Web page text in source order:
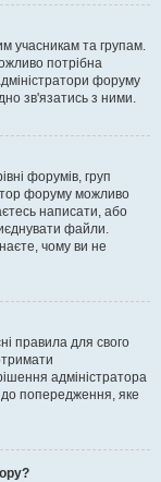
учасникам та групам.
потрібна
форуму
зв'язатись з ними.
форумів, груп
форуму можливо
написати, або
файли.
чому ви не
правила для свого
адміністратора
попередження, яке